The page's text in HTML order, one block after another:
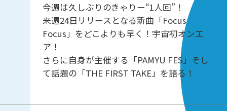
今週は久しぶりのきゃりー“1人回”！
来週24日リリースとなる新曲「Focus
Focus」をどこよりも早く！宇宙初オンエ
ア！
さらに自身が主催する「PAMYU FES」そし
て話題の「THE FIRST TAKE」を語る！